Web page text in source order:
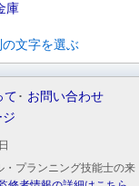
庫
文字を選ぶ
て
お問い合わせ
ジ
プランニング技能士の来